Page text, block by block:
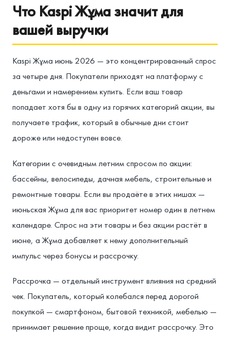
Что Kaspi Жұма значит для
вашей выручки
Kaspi Жұма июнь 2026 — это концентрированный спрос
за четыре дня. Покупатели приходят на платформу с
деньгами и намерением купить. Если ваш товар
попадает хотя бы в одну из горячих категорий акции, вы
получаете трафик, который в обычные дни стоит
дороже или недоступен вовсе.
Категории с очевидным летним спросом по акции:
бассейны, велосипеды, дачная мебель, строительные и
ремонтные товары. Если вы продаёте в этих нишах —
июньская Жұма для вас приоритет номер один в летнем
календаре. Спрос на эти товары и без акции растёт в
июне, а Жұма добавляет к нему дополнительный
импульс через бонусы и рассрочку.
Рассрочка — отдельный инструмент влияния на средний
чек. Покупатель, который колебался перед дорогой
покупкой — смартфоном, бытовой техникой, мебелью —
принимает решение проще, когда видит рассрочку. Это